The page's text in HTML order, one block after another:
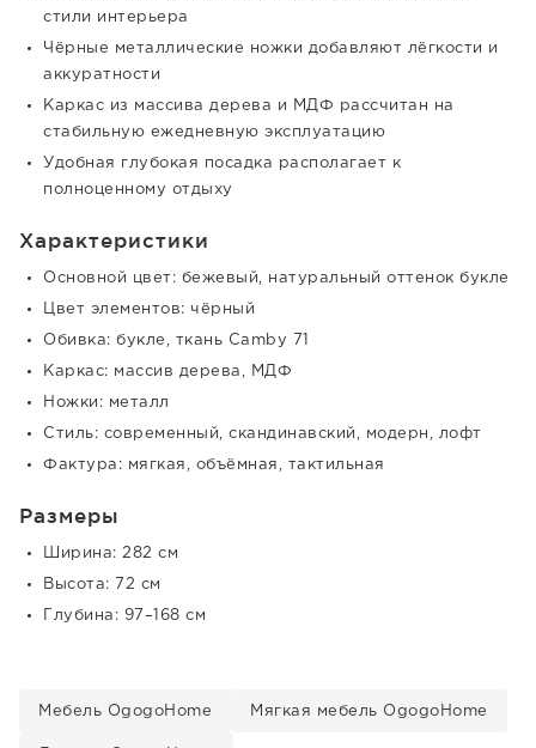
стили интерьера
Чёрные металлические ножки добавляют лёгкости и
аккуратности
Каркас из массива дерева и МДФ рассчитан на
стабильную ежедневную эксплуатацию
Удобная глубокая посадка располагает к
полноценному отдыху
Характеристики
Основной цвет: бежевый, натуральный оттенок букле
Цвет элементов: чёрный
Обивка: букле, ткань Camby 71
Каркас: массив дерева, МДФ
Ножки: металл
Стиль: современный, скандинавский, модерн, лофт
Фактура: мягкая, объёмная, тактильная
Размеры
Ширина: 282 см
Высота: 72 см
Глубина: 97–168 см
Мебель OgogoHome Мягкая мебель OgogoHome